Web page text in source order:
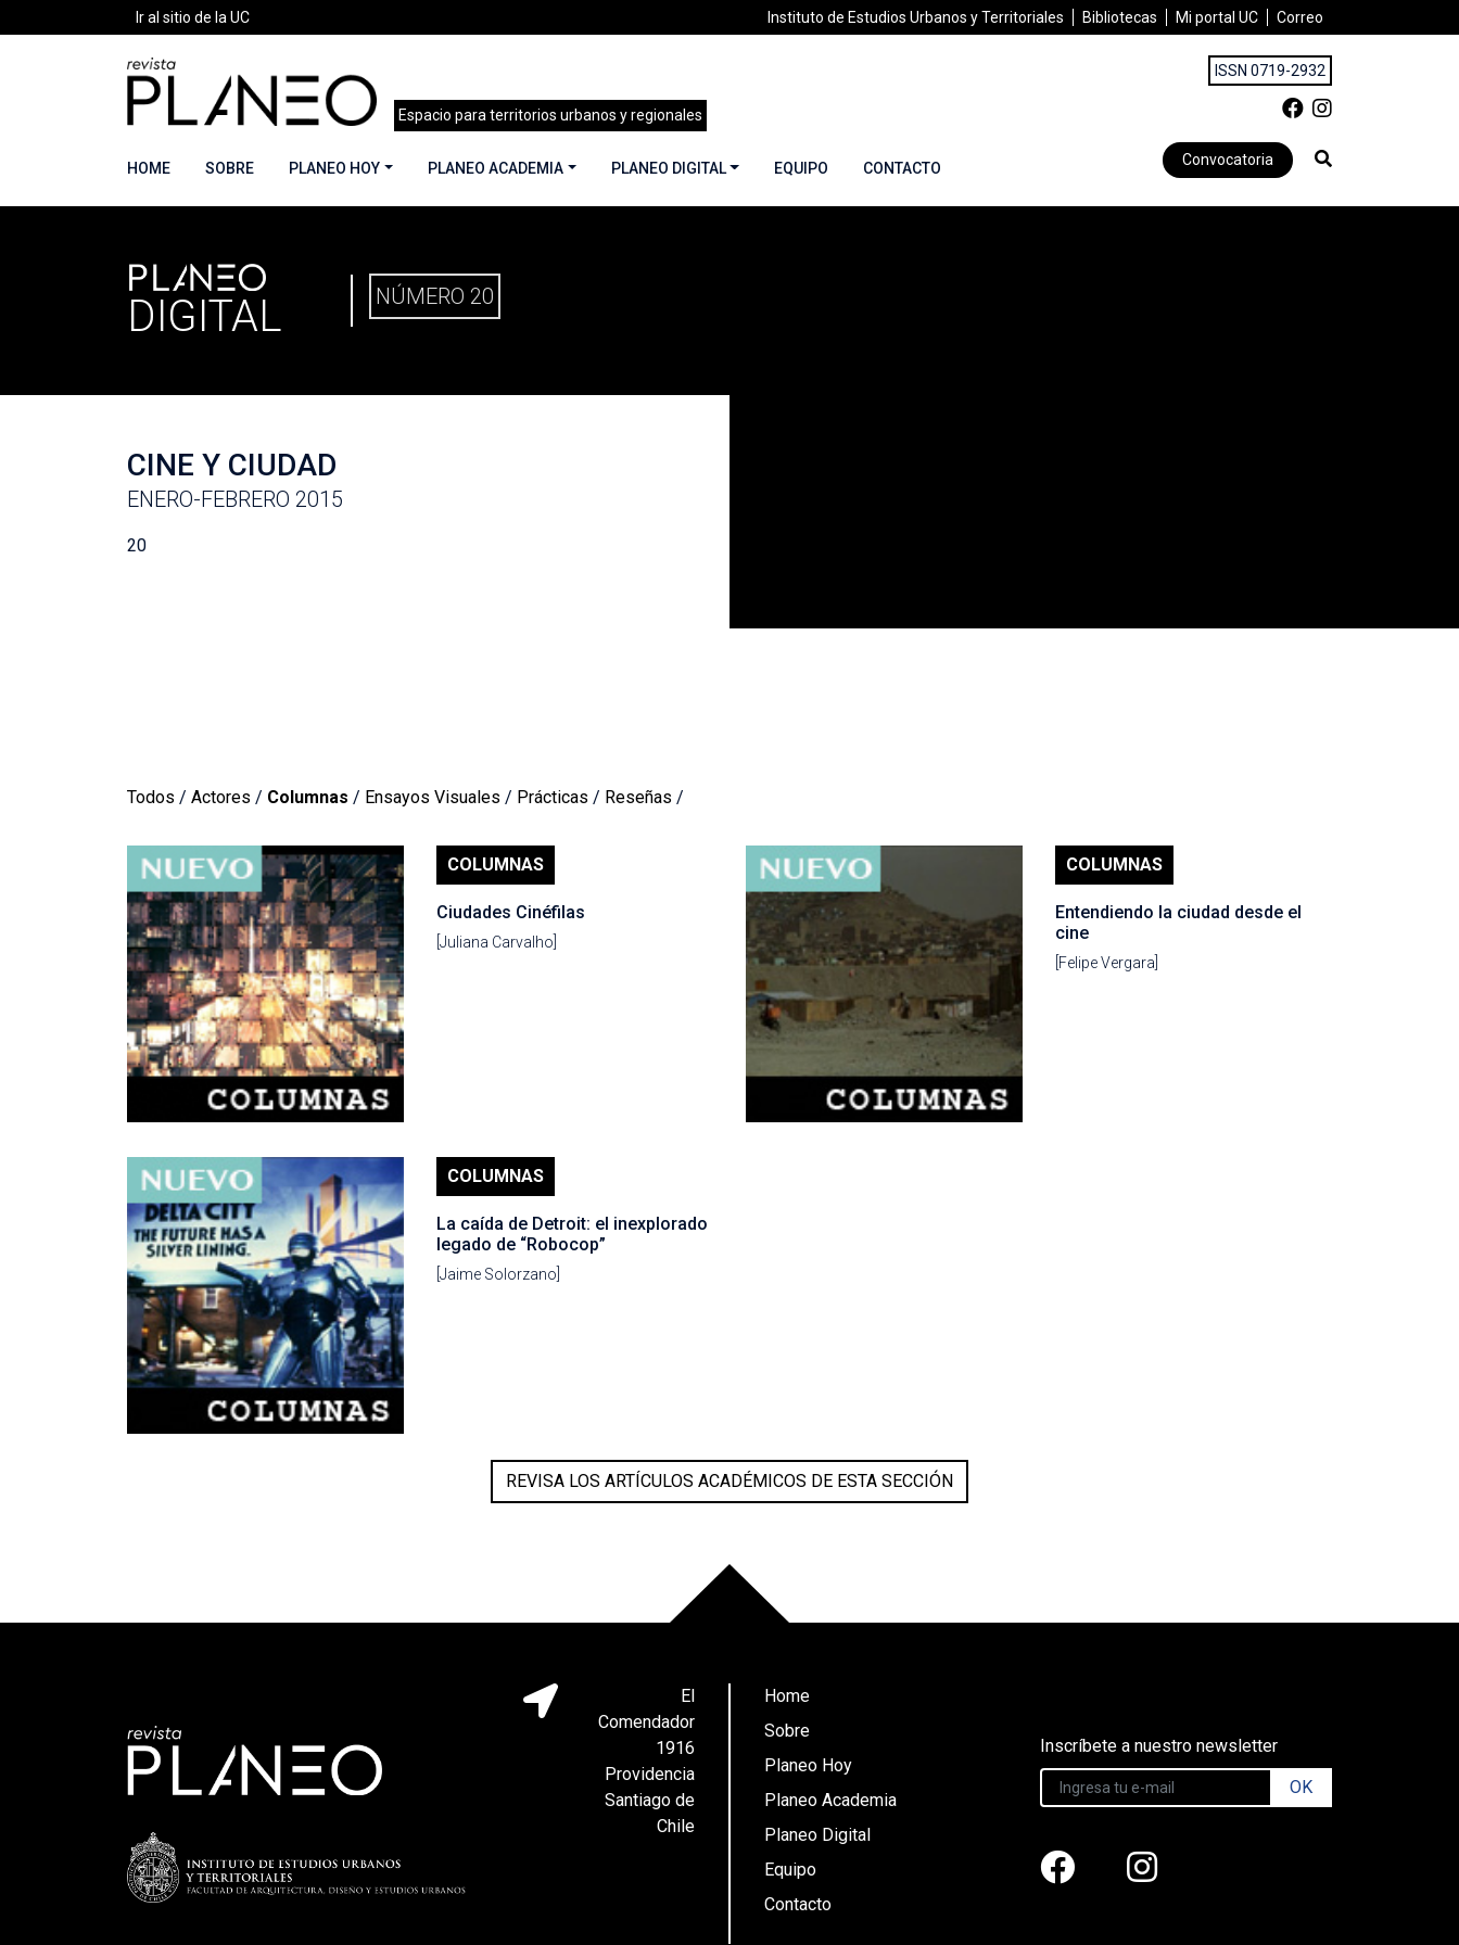
Ir al sitio de la UC Instituto de Estudios Urbanos y Territoriales Bibliotecas Mi portal UC Correo
Espacio para territorios urbanos y regionales
ISSN 0719-2932
HOME SOBRE PLANEO HOY PLANEO ACADEMIA PLANEO DIGITAL EQUIPO CONTACTO Convocatoria
PORTADA »PLANEO DIGITAL »PLANEO 20 | CINE Y CIUDAD | ENERO-FEBRERO 2015
PLANEO
DIGITAL
NÚMERO 20
CINE Y CIUDAD
ENERO-FEBRERO 2015
20
Todos / Actores / Columnas / Ensayos Visuales / Prácticas / Reseñas /
COLUMNAS
Ciudades Cinéfilas
[Juliana Carvalho]
COLUMNAS
Entendiendo la ciudad desde el
cine
[Felipe Vergara]
COLUMNAS
La caída de Detroit: el inexplorado
legado de “Robocop”
[Jaime Solorzano]
REVISA LOS ARTÍCULOS ACADÉMICOS DE ESTA SECCIÓN
El
Comendador
1916
Providencia
Santiago de
Chile
Home
Sobre
Planeo Hoy
Planeo Academia
Planeo Digital
Equipo
Contacto
Inscríbete a nuestro newsletter
OK